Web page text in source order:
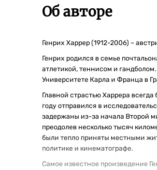
Об авторе
Генрих Харрер (1912-2006) –
Генрих родился в семье
атлетикой, теннисом и
Университете Карла и Франца в
Главной страстью Харрера
году отправился в
задержаны из-за начала Второй
преодолев несколько тысяч
были тепло приняты местными
политике и кинематографе.
Самое известное произведение